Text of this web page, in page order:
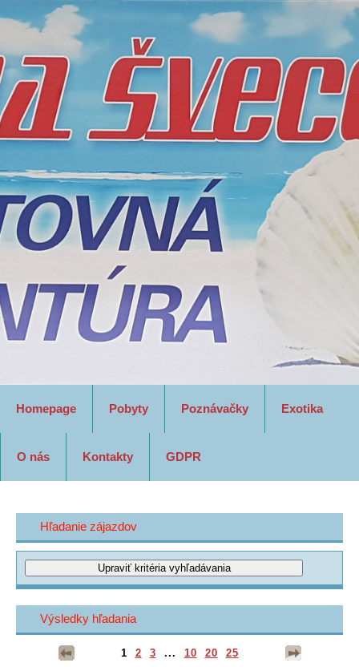
Homepage Pobyty Poznávačky Exotika
O nás Kontakty GDPR
Hľadanie zájazdov
Výsledky hľadania
1 2 3 ... 10 20 25